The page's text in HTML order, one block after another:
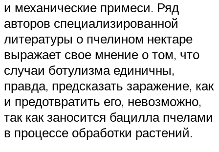
и механические примеси. Ряд
авторов специализированной
литературы о пчелином нектаре
выражает свое мнение о том, что
случаи ботулизма единичны,
правда, предсказать заражение, как
и предотвратить его, невозможно,
так как заносится бацилла пчелами
в процессе обработки растений.